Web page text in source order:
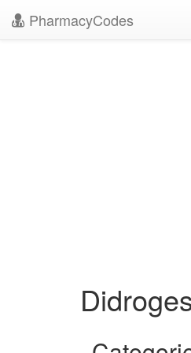
PharmacyCodes